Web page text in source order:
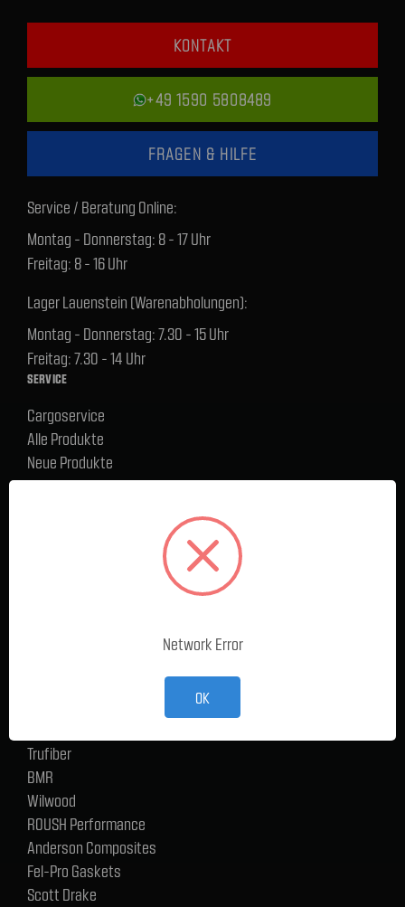
KONTAKT
+49 1590 5808489
FRAGEN & HILFE
Service / Beratung Online:
Montag - Donnerstag: 8 - 17 Uhr
Freitag: 8 - 16 Uhr
Lager Lauenstein (Warenabholungen):
Montag - Donnerstag: 7.30 - 15 Uhr
Freitag: 7.30 - 14 Uhr
SERVICE
Cargoservice
Alle Produkte
Neue Produkte
%Sale
Versand und Zahlungsbedingungen
Ford Performance Racing Parts
Trufiber
BMR
Wilwood
ROUSH Performance
Anderson Composites
Fel-Pro Gaskets
Scott Drake
Network Error
OK